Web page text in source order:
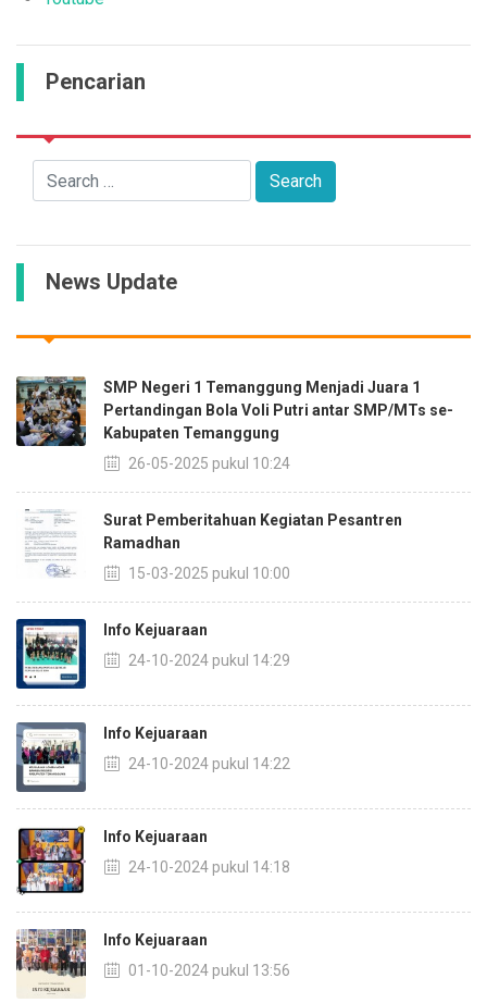
Pencarian
News Update
SMP Negeri 1 Temanggung Menjadi Juara 1
Pertandingan Bola Voli Putri antar SMP/MTs se-
Kabupaten Temanggung
26-05-2025 pukul 10:24
Surat Pemberitahuan Kegiatan Pesantren
Ramadhan
15-03-2025 pukul 10:00
Info Kejuaraan
24-10-2024 pukul 14:29
Info Kejuaraan
24-10-2024 pukul 14:22
Info Kejuaraan
24-10-2024 pukul 14:18
Info Kejuaraan
01-10-2024 pukul 13:56